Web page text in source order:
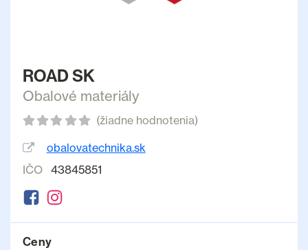
ROAD SK
Obalové materiály
(žiadne hodnotenia)
obalovatechnika.sk
IČO
43845851
Ceny